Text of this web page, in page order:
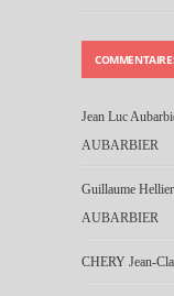
Jean Luc
AUBARBIER
Guillaume Hellier
AUBARBIER
CHERY Jean-